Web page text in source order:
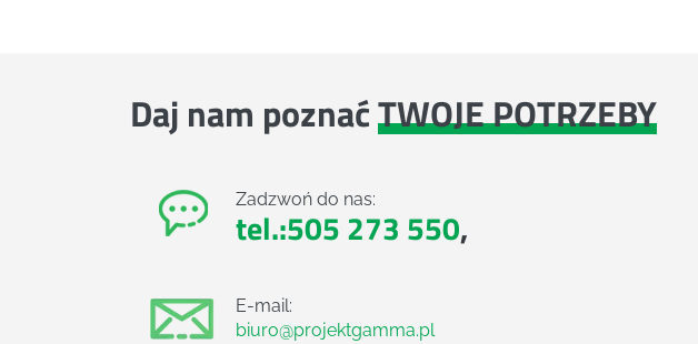
Daj nam poznaćTWOJE POTRZEBY
Zadzwoń do nas:
tel.:505 273 550,
E-mail:
biuro@projektgamma.pl